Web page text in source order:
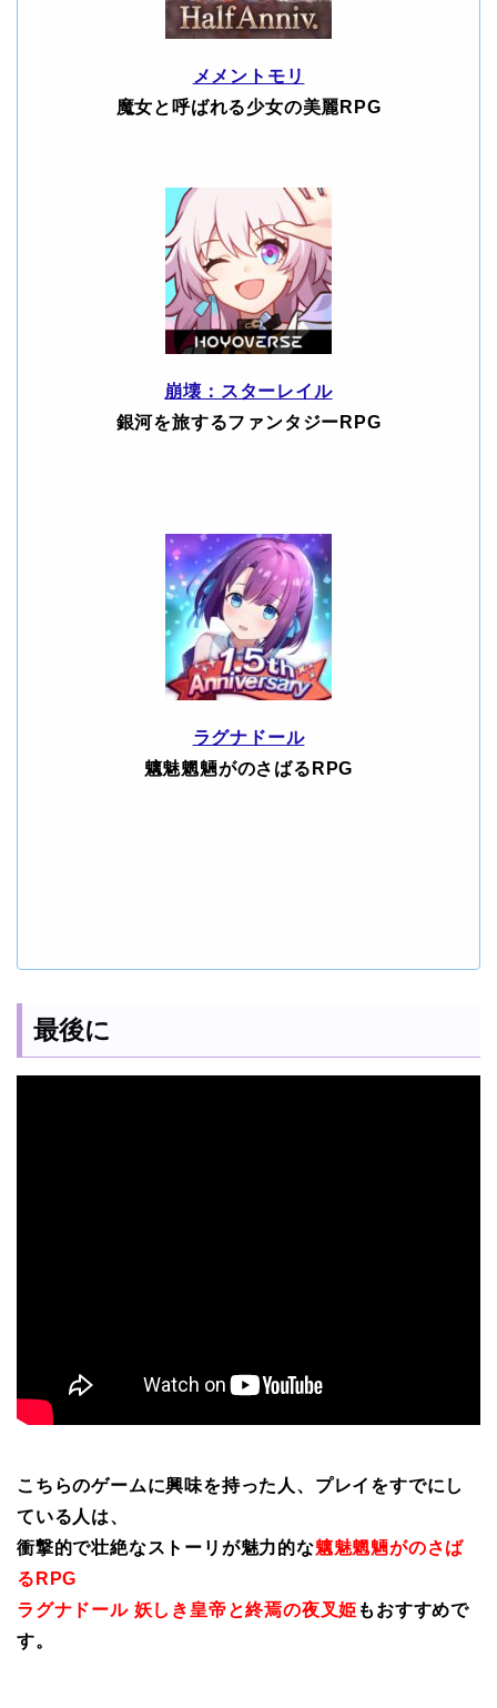
メメントモリ
魔女と呼ばれる少女の美麗RPG
崩壊：スターレイル
銀河を旅するファンタジーRPG
ラグナドール
魑魅魍魎がのさばるRPG
最後に
こちらのゲームに興味を持った人、プレイをすでにし
ている人は、
衝撃的で壮絶なストーリが魅力的な魑魅魍魎がのさば
るRPG
ラグナドール 妖しき皇帝と終焉の夜叉姫 もおすすめで
す。